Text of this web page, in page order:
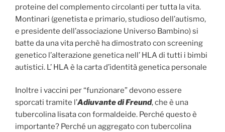
proteine del complemento circolanti per tutta la vita.
Montinari (genetista e primario, studioso dell’autismo,
e presidente dell’associazione Universo Bambino) si
batte da una vita perchè ha dimostrato con screening
genetico l’alterazione genetica nell’ HLA di tutti i bimbi
autistici. L’ HLA è la carta d’identità genetica personale
Inoltre i vaccini per “funzionare” devono essere
sporcati tramite l’Adiuvante di Freund, che è una
tubercolina lisata con formaldeide. Perché questo è
importante? Perché un aggregato con tubercolina